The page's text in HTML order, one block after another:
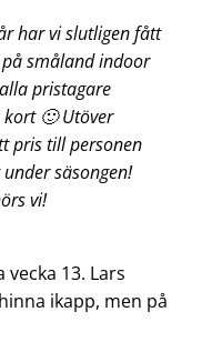
har vi slutligen fått
småland indoor
pristagare
🙂 Utöver
pris till personen
säsongen!
vi!
13. Lars
ikapp, men på